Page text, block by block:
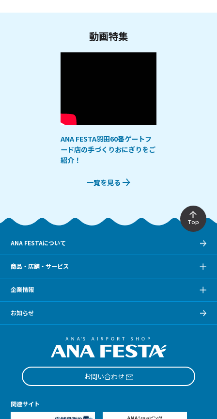
動画特集
ANA FESTA羽田60番ゲートフ
ード店の手づくりおにぎりをご
紹介！
一覧を見る
Top
ANA FESTAについて
商品・店舗・サービス
企業情報
お知らせ
お問い合わせ
関連サイト